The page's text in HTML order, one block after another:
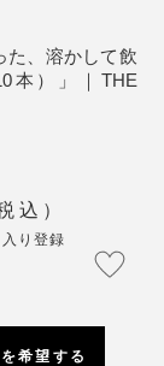
つくるなら、
ダーをよく混
です。
アレンジもぜ
ー1包と砂糖
ミルクを注い
異なる味。調
ほとんどが日
た、溶かして飲
本）」｜THE
込）
り登録
希望する